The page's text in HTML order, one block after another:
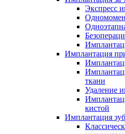
Экспресс
Имплантация
ткани
Удаление
кистой
Имплантация